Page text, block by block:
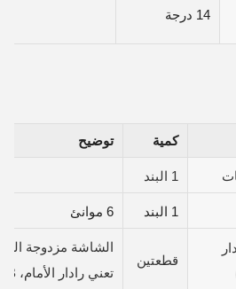
14 درجة
كمية توضيح
1 البند
1 البند 6 موانئ
قطعتين
الشاشة مزدوجة
تعني رادار الأمام، B تعني رادار الخلف